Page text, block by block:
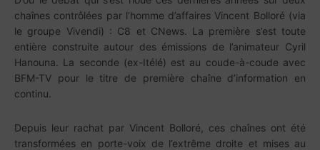
chaînes contrôlées par l’homme d’affaires Vincent Bolloré (via
le groupe Vivendi) : C8 et CNews. La première s’est toute
entière construite autour des émissions de l’animateur Cyril
Hanouna. La seconde (ex-Itélé) est au coude-à-coude avec
BFM-TV pour le titre de première chaîne d’information en
continu.
Depuis leur rachat par Vincent Bolloré, ces chaînes ont été
transformées en porte-voix de l’extrême droite et mises au